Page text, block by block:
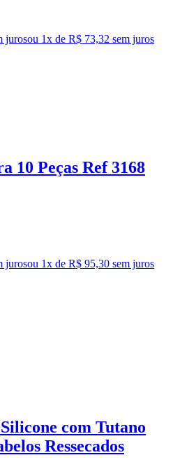
jurosou 1x de R$ 73,32 sem juros
10 Peças Ref 3168
jurosou 1x de R$ 95,30 sem juros
com Tutano
Ressecados